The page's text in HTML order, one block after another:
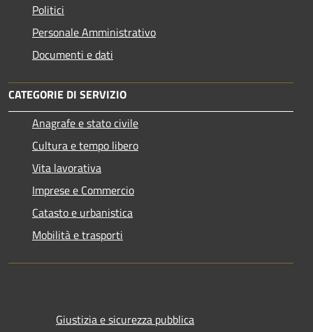
Politici
Personale Amministrativo
Documenti e dati
CATEGORIE DI SERVIZIO
Anagrafe e stato civile
Cultura e tempo libero
Vita lavorativa
Imprese e Commercio
Catasto e urbanistica
Mobilità e trasporti
Giustizia e sicurezza pubblica